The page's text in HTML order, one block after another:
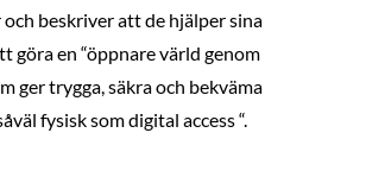
och beskriver att de hjälper sina
göra en “öppnare värld genom
ger trygga, säkra och bekväma
fysisk som digital access “.